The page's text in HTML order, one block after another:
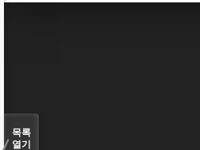
목록
열기